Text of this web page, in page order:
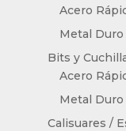
Acero
Metal Duro
Bits y
Acero
Metal Duro
Calisuares /